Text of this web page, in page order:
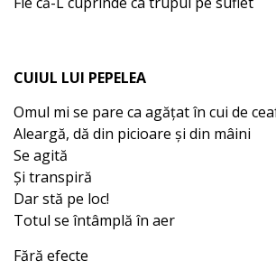
CUIUL LUI PEPELEA
Omul mi se pare ca agățat în cui de
Aleargă, dă din picioare și din mâini
Se agită
Și transpiră
Dar stă pe loc!
Totul se întâmplă în aer
Fără efecte